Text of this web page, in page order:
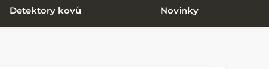
Detektory kovů Novinky